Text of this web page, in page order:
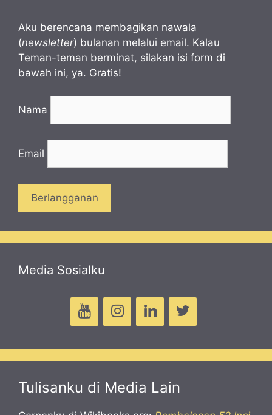
Aku berencana membagikan nawala
(newsletter) bulanan melalui email. Kalau
Teman-teman berminat, silakan isi form di
bawah ini, ya. Gratis!
Nama
Email
Media Sosialku
Tulisanku di Media Lain